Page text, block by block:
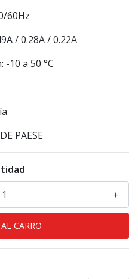
60Hz
/ 0.28A / 0.22A
10 a 50 °C
PAESE
+